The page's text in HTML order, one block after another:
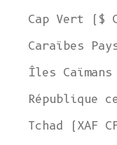
Cap Vert ($
Caraïbes
Îles Caïmans
République
Tchad (XAF